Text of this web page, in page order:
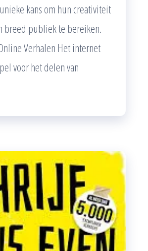
kans om hun creativiteit
breed publiek te bereiken.
Verhalen Het internet
voor het delen van